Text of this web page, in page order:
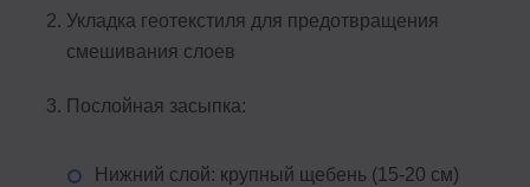
Укладка геотекстиля для предотвращения
смешивания слоев
Послойная засыпка:
Нижний слой: крупный щебень (15-20 см)